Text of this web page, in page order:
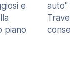
e
piano
auto"